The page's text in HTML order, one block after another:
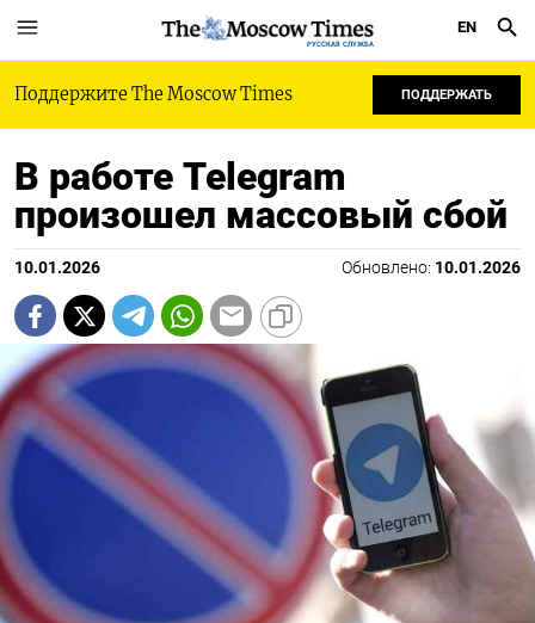
РУССКАЯ СЛУЖБА
EN
Поддержите The Moscow Times ПОДДЕРЖАТЬ
В работе Telegram
произошел массовый сбой
10.01.2026 Обновлено: 10.01.2026